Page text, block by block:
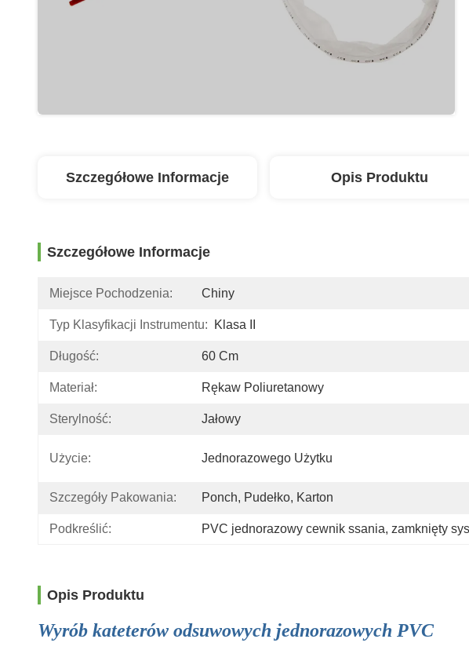
Szczegółowe Informacje Opis Produktu
Szczegółowe Informacje
Miejsce Pochodzenia: Chiny
Typ Klasyfikacji Instrumentu: Klasa II
Długość: 60 Cm
Materiał: Rękaw Poliuretanowy
Sterylność: Jałowy
Użycie: Jednorazowego Użytku
Szczegóły Pakowania: Ponch, Pudełko, Karton
Podkreślić: PVC jednorazowy cewnik ssania, zamknięty
Opis Produktu
Wyrób kateterów odsuwowych jednorazowych PVC